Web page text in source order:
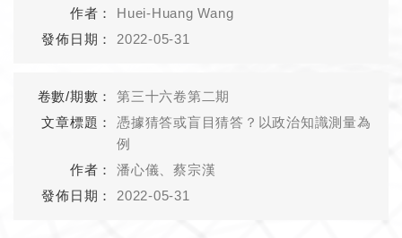
Huei-Huang Wang
2022-05-31
第三十六卷第二期
憑據猜答或盲目猜答？以政治知識測量為
例
潘心儀、蔡宗漢
2022-05-31